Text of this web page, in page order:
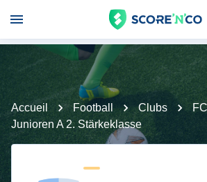
Accueil Football Clubs
Junioren A 2. Stärkeklasse